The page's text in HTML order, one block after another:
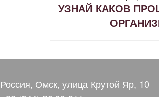
УЗНАЙ КАКОВ
Россия, Омск, улица Крутой Яр, 10